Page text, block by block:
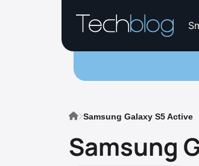
Samsung Galaxy S5 Active
Samsung